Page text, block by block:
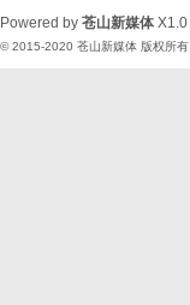
Powered by 苍山新媒体 X1.0
© 2015-2020 苍山新媒体 版权所有